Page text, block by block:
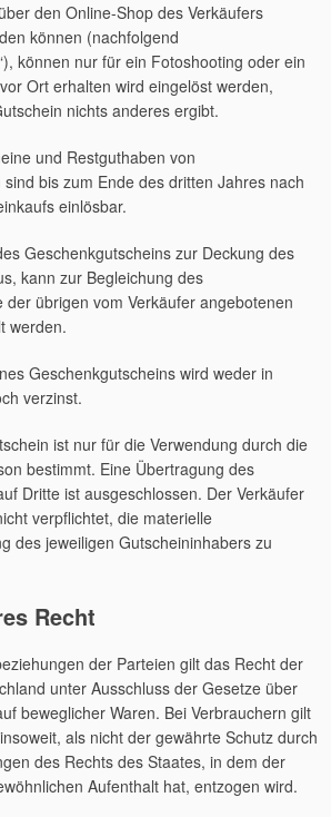
den Online-Shop des Verkäufers
können (nachfolgend
können nur für ein Fotoshooting oder ein
Ort erhalten wird eingelöst werden,
nichts anderes ergibt.
und Restguthaben von
bis zum Ende des dritten Jahres nach
einlösbar.
Geschenkgutscheins zur Deckung des
kann zur Begleichung des
der übrigen vom Verkäufer angebotenen
werden.
Geschenkgutscheins wird weder in
verzinst.
ist nur für die Verwendung durch die
bestimmt. Eine Übertragung des
Dritte ist ausgeschlossen. Der Verkäufer
verpflichtet, die materielle
des jeweiligen Gutscheininhabers zu
Recht
der Parteien gilt das Recht der
unter Ausschluss der Gesetze über
beweglicher Waren. Bei Verbrauchern gilt
als nicht der gewährte Schutz durch
des Rechts des Staates, in dem der
Aufenthalt hat, entzogen wird.